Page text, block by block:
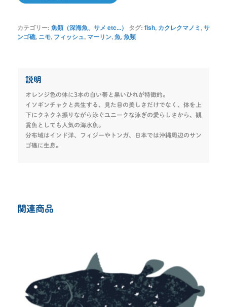
カテゴリー: 魚類（深海魚、サメ etc...） タグ: fish, カクレクマノミ,サ
ンゴ礁, ニモ, フィッシュ, マーリン,魚,魚類
説明
オレンジ色の体に3本の白い帯と黒いひれが特徴的。
イソギンチャクと共生する、見た目の美しさだけでなく、体を上
下にクネクネ振りながら泳ぐユニークな泳ぎの愛らしさから、観
賞魚としても人気の海水魚。
分布域はインド洋、フィジーやトンガ、日本では沖縄周辺のサン
ゴ礁に生息。
関連商品